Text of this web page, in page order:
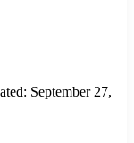
September 27,